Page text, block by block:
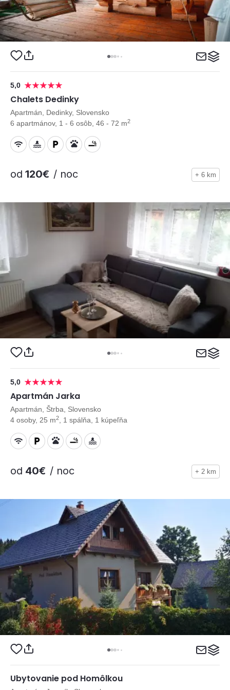
5,0
Chalets Dedinky
Apartmán, Dedinky, Slovensko
6 apartmánov, 1 - 6 osôb, 46 - 72 m2
od 120€ / noc + 6 km
5,0
Apartmán Jarka
Apartmán, Štrba, Slovensko
4 osoby, 25 m2 , 1 spálňa, 1 kúpeľňa
od 40€ / noc + 2 km
Ubytovanie pod Homôlkou